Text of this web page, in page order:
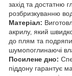
захід та достатню
розбризкуванню
Матеріал:
акрилу, який швидко
до плям та
шумопоглинаючі
Посилене дно:
піддону гарантує